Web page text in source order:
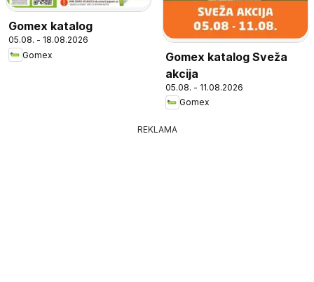
Gomex katalog
05.08. - 18.08.2026
Gomex
Gomex katalog Sveža
akcija
05.08. - 11.08.2026
Gomex
REKLAMA